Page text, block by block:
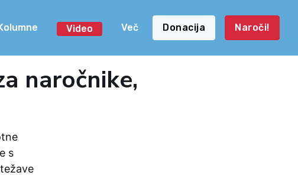
Video Več Donacija Naroči!
naročnike,
s